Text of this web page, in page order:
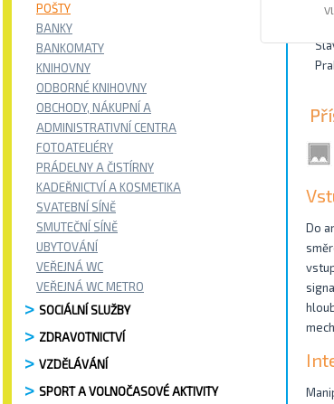
POŠTY
BANKY
BANKOMATY
KNIHOVNY
ODBORNÉ KNIHOVNY
OBCHODY, NÁKUPNÍ A
ADMINISTRATIVNÍ CENTRA
FOTOATELIÉRY
PRÁDELNY A ČISTÍRNY
KADEŘNICTVÍ A KOSMETIKA
SVATEBNÍ SÍNĚ
SMUTEČNÍ SÍNĚ
UBYTOVÁNÍ
VEŘEJNÁ WC
VEŘEJNÁ WC METRO
SOCIÁLNÍ SLUŽBY
ZDRAVOTNICTVÍ
VZDĚLÁVÁNÍ
SPORT A VOLNOČASOVÉ AKTIVITY
Do